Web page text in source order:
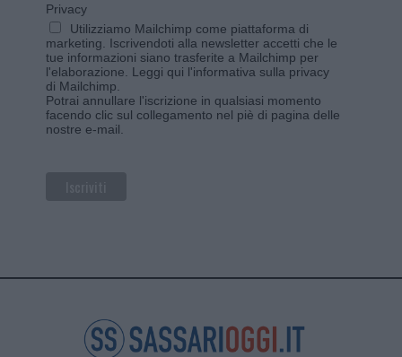
Privacy
Utilizziamo Mailchimp come piattaforma di
marketing. Iscrivendoti alla newsletter accetti che le
tue informazioni siano trasferite a Mailchimp per
l'elaborazione. Leggi qui l'informativa sulla privacy
di Mailchimp
Potrai annullare l'iscrizione in qualsiasi momento
facendo clic sul collegamento nel piè di pagina delle
nostre e-mail.